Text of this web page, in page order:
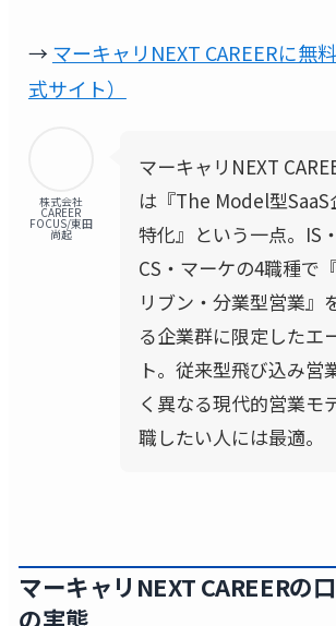
→ マーキャリNEXT CAREERに無
式サイト）
株式会社
CAREER
FOCUS/東田
尚起
マーキャリNEXT
は『The Model型SaaS
特化』という一点。IS
CS・マーケの4職種で
リブン・分業型営業』
る企業群に限定したエ
ト。従来型飛び込み営
く異なる現代的営業モ
職したい人には最適。
マーキャリNEXT CAREERの